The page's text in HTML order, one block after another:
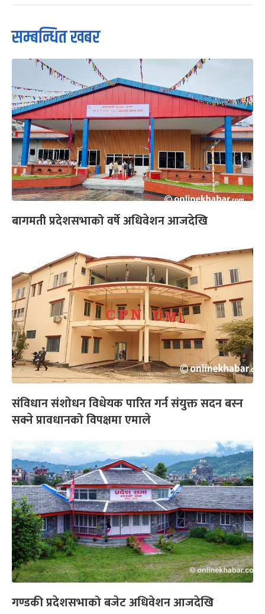
सम्बन्धित खबर
बागमती प्रदेशसभाको वर्षे अधिवेशन आजदेखि
संविधान संशोधन विधेयक पारित गर्न संयुक्त सदन बस्न
सक्ने प्रावधानको विपक्षमा एमाले
गण्डकी प्रदेशसभाको बजेट अधिवेशन आजदेखि